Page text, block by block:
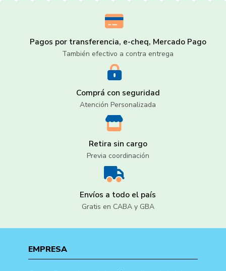
Pagos por transferencia, e-cheq, Mercado Pago
También efectivo a contra entrega
Comprá con seguridad
Atención Personalizada
Retira sin cargo
Previa coordinación
Envíos a todo el país
Gratis en CABA y GBA
EMPRESA